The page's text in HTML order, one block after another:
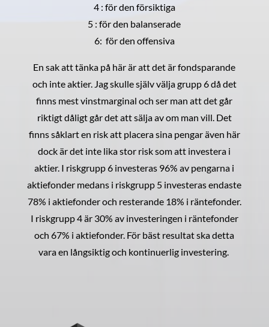
4 : för den försiktiga
5 : för den balanserade
6: för den offensiva
En sak att tänka på här är att det är fondsparande
och inte aktier. Jag skulle själv välja grupp 6 då det
finns mest vinstmarginal och ser man att det går
riktigt dåligt går det att sälja av om man vill. Det
finns såklart en risk att placera sina pengar även här
dock är det inte lika stor risk som att investera i
aktier. I riskgrupp 6 investeras 96% av pengarna i
aktiefonder medans i riskgrupp 5 investeras endaste
78% i aktiefonder och resterande 18% i räntefonder.
I riskgrupp 4 är 30% av investeringen i räntefonder
och 67% i aktiefonder. För bäst resultat ska detta
vara en långsiktig och kontinuerlig investering.